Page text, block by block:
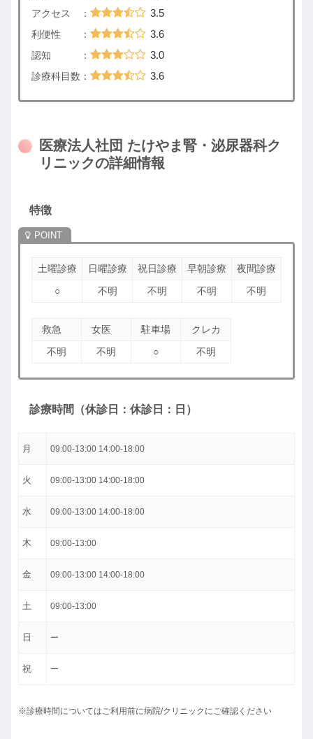
アクセス ： 3.5
利便性 ： 3.6
認知 ： 3.0
診療科目数： 3.6
医療法人社団 たけやま腎・泌尿器科ク
リニックの詳細情報
特徴
土曜診療 日曜診療 祝日診療 早朝診療
夜間診療
○
不明 不明 不明 不明
救急 女医 駐車場
クレカ
不明
不明 ○ 不明
診療時間（休診日：休診日：日）
月 09:00-13:00 14:00-18:00
火 09:00-13:00 14:00-18:00
水 09:00-13:00 14:00-18:00
木 09:00-13:00
金 09:00-13:00 14:00-18:00
土 09:00-13:00
日 ー
祝 ー
※診療時間についてはご利用前に病院/クリニックにご確認ください